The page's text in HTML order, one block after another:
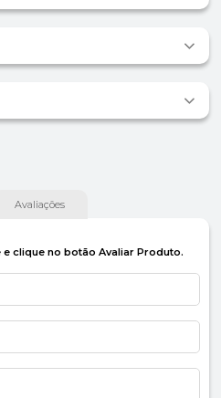
Avaliações
clique no botão Avaliar Produto.